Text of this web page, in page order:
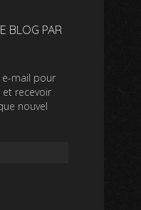
BLOG PAR
e-mail pour
recevoir
nouvel